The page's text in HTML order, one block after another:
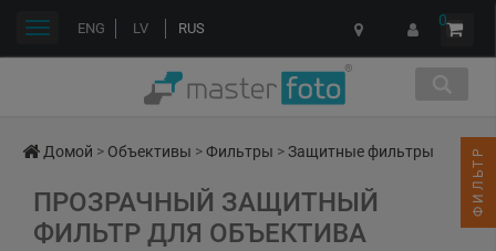
ENG LV RUS 0
Переключить
Домой > Объективы >Фильтры >Защитные фильтры
ПРОЗРАЧНЫЙ ЗАЩИТНЫЙ
ФИЛЬТР ДЛЯ ОБЪЕКТИВА
ФИЛЬТР